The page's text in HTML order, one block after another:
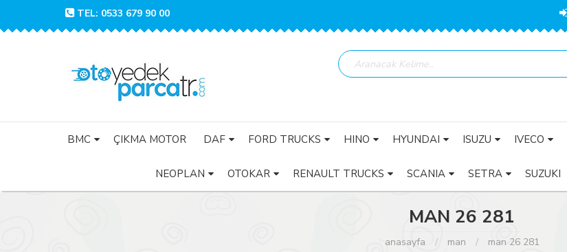
TEL: 0533 679 90 00
BMC ÇIKMA MOTOR DAF FORD TRUCKS HINO HYUNDAI ISUZU IVECO
NEOPLAN OTOKAR RENAULT TRUCKS SCANIA SETRA SUZUKI
MAN 26 281
anasayfa man man 26 281